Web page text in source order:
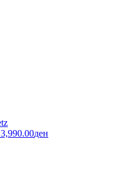
3,990.00ден